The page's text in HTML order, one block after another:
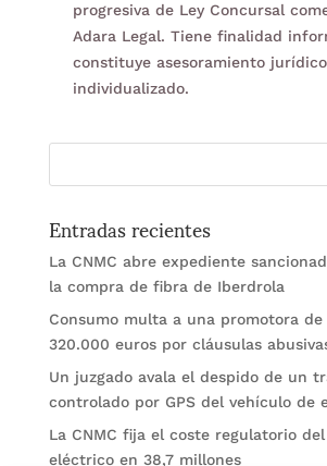
progresiva de Ley Concursal
Adara Legal. Tiene finalidad
constituye asesoramiento jurídico
individualizado.
Entradas recientes
La CNMC abre expediente
la compra de fibra de Iberdrola
Consumo multa a una promotora
320.000 euros por cláusulas
Un juzgado avala el despido de un
controlado por GPS del vehículo de
La CNMC fija el coste regulatorio del
eléctrico en 38,7 millones